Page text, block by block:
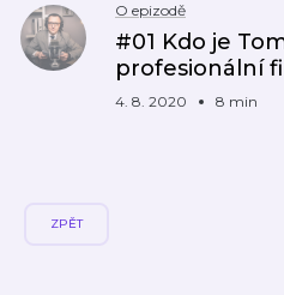
O epizodě
#01 Kdo je
profesionální
4. 8. 2020 8 min
ZPĚT